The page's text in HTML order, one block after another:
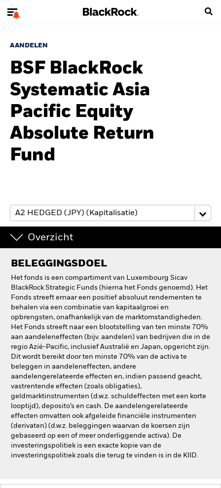
AANDELEN
BSF BlackRock
Systematic Asia
Pacific Equity
Absolute Return
Fund
Overzicht
BELEGGINGSDOEL
Het fonds is een compartiment van Luxembourg Sicav
BlackRock Strategic Funds (hierna het Fonds genoemd). Het
Fonds streeft ernaar een positief absoluut rendementen te
behalen via een combinatie van kapitaalgroei en
opbrengsten, onafhankelijk van de marktomstandigheden.
Het Fonds streeft naar een blootstelling van ten minste 70%
aan aandeleneffecten (bijv. aandelen) van bedrijven die in de
regio Azië-Pacific, inclusief Australië en Japan, opgericht zijn.
Dit wordt bereikt door ten minste 70% van de activa te
beleggen in aandeleneffecten, andere
aandelengerelateerde effecten en, indien passend geacht,
vastrentende effecten (zoals obligaties),
geldmarktinstrumenten (d.w.z. schuldeffecten met een korte
looptijd), deposito’s en cash. De aandelengerelateerde
effecten omvatten ook afgeleide financiële instrumenten
(derivaten) (d.w.z. beleggingen waarvan de koersen zijn
gebaseerd op een of meer onderliggende activa). De
investeringspolitiek is een exacte kopie van de
investeringspolitiek zoals die terug te vinden is in de KIID.